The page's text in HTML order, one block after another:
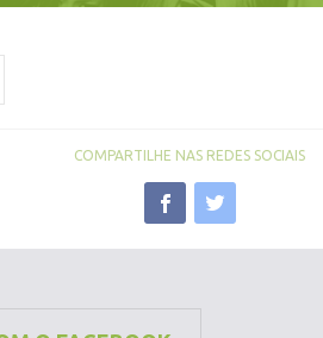
COMPARTILHE NAS REDES SOCIAIS